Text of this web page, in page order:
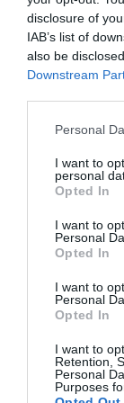
disclosure of
IAB’s list of
also be
Downstream
Personal
I want to
personal
Opted In
I want to
Personal
Opted In
I want to
Personal
Opted In
I want to
Retention,
Personal
Purposes
Nokia,
son las
Eulogio López